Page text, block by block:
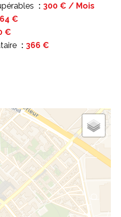
300 € / Mois
€
€
366 €